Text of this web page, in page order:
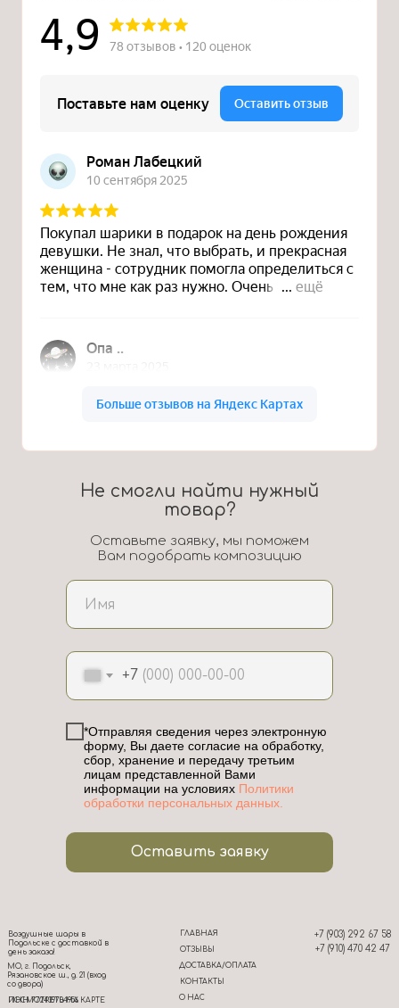
+7
*Отправляя сведения через электронную
форму, Вы даете согласие на обработку,
сбор, хранение и передачу третьим
лицам представленной Вами
информации на условиях Политики
обработки персональных данных.
Оставить заявку
Не смогли найти нужный
товар?
Оставьте заявку, мы поможем
Вам подобрать композицию
ОТЗЫВЫ
ГЛАВНАЯ
ДОСТАВКА/ОПЛАТА
О НАС
КОНТАКТЫ
+7 (903) 292 67 58
+7 (910) 470 42 47
Воздушные шары в
Подольске с доставкой в
день заказа!
МО, г. Подольск,
Рязановское ш., д. 21 (вход
со двора)
ИНН 772439704956
ПОСМОТРЕТЬ НА КАРТЕ